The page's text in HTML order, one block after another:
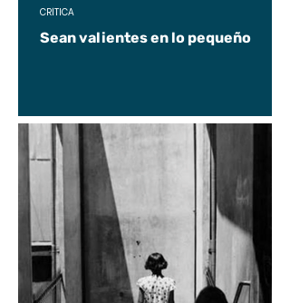
Sean valientes en lo pequeño
CRÍTICA